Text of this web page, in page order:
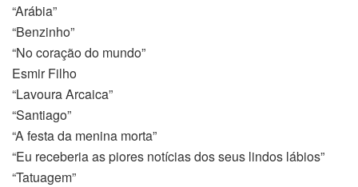
“Arábia”
“Benzinho”
“No coração do mundo”
Esmir Filho
“Lavoura Arcaica”
“Santiago”
“A festa da menina morta”
“Eu receberia as piores notícias dos seus lindos lábios”
“Tatuagem”